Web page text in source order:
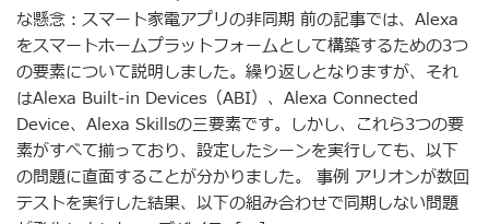
な懸念：スマート家電アプリの非同期 前の記事では、Alexa
をスマートホームプラットフォームとして構築するための3つ
の要素について説明しました。繰り返しとなりますが、それ
はAlexa Built-in Devices（ABI）、Alexa Connected
Device、Alexa Skillsの三要素です。しかし、これら3つの要
素がすべて揃っており、設定したシーンを実行しても、以下
の問題に直面することが分かりました。 事例 アリオンが数回
テストを実行した結果、以下の組み合わせで同期しない問題